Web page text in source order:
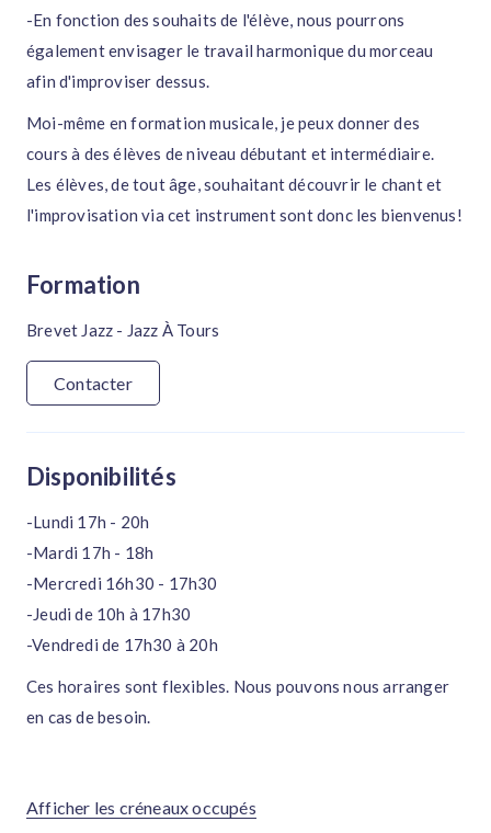
-En fonction des souhaits de l'élève, nous pourrons
également envisager le travail harmonique du morceau
afin d'improviser dessus.
Moi-même en formation musicale, je peux donner des
cours à des élèves de niveau débutant et intermédiaire.
Les élèves, de tout âge, souhaitant découvrir le chant et
l'improvisation via cet instrument sont donc les bienvenus!
Formation
Brevet Jazz - Jazz À Tours
Contacter
Disponibilités
-Lundi 17h - 20h
-Mardi 17h - 18h
-Mercredi 16h30 - 17h30
-Jeudi de 10h à 17h30
-Vendredi de 17h30 à 20h
Ces horaires sont flexibles. Nous pouvons nous arranger
en cas de besoin.
Afficher les créneaux occupés